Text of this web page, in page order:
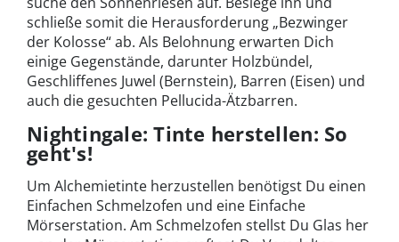
schließe somit die Herausforderung „Bezwinger
der Kolosse“ ab. Als Belohnung erwarten Dich
einige Gegenstände, darunter Holzbündel,
Geschliffenes Juwel (Bernstein), Barren (Eisen) und
auch die gesuchten Pellucida-Ätzbarren.
Nightingale: Tinte herstellen: So
geht's!
Um Alchemietinte herzustellen benötigst Du einen
Einfachen Schmelzofen und eine Einfache
Mörserstation. Am Schmelzofen stellst Du Glas her